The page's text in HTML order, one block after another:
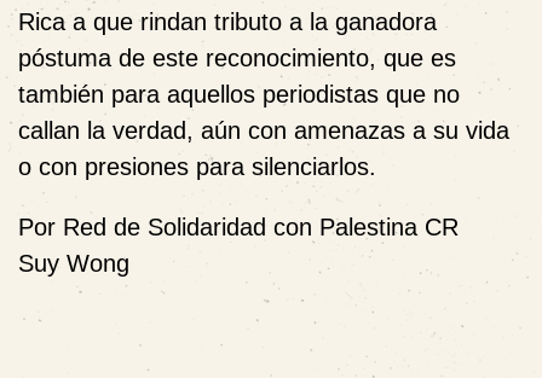
Rica a que rindan tributo a la ganadora
póstuma de este reconocimiento, que es
también para aquellos periodistas que no
callan la verdad, aún con amenazas a su vida
o con presiones para silenciarlos.
Por Red de Solidaridad con Palestina CR
Suy Wong